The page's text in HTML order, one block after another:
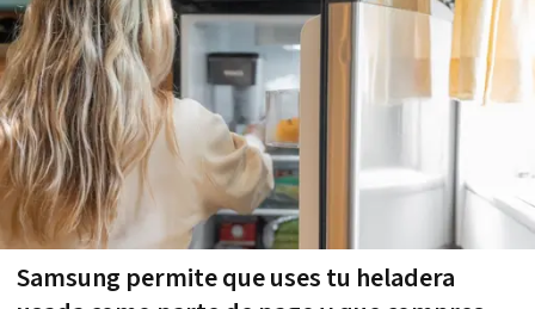
Samsung permite que uses tu heladera